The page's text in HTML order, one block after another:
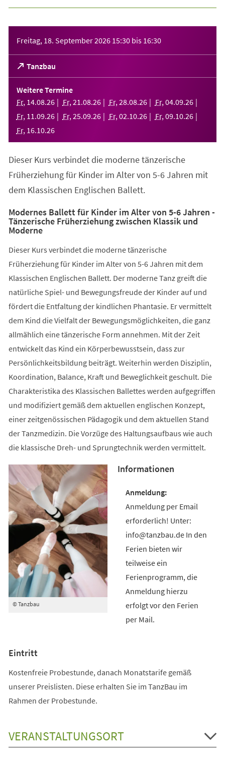
Freitag, 18. September 2026 15:30 bis 16:30
Tanzbau
(Öffnet
in
einem
neuen
Tab)
Weitere Termine
Fr, 14.08.26 Fr, 21 .08.26 Fr, 28.08.26 Fr, 04.09.26
Fr, 11 .09.26 Fr, 25.09.26 Fr, 02.10.26 Fr, 09.10.26
Fr, 16.10.26
Dieser Kurs verbindet die moderne tänzerische
Früherziehung für Kinder im Alter von 5-6 Jahren mit
dem Klassischen Englischen Ballett.
Modernes Ballett für Kinder im Alter von 5-6 Jahren -
Tänzerische Früherziehung zwischen Klassik und
Moderne
Dieser Kurs verbindet die moderne tänzerische
Früherziehung für Kinder im Alter von 5-6 Jahren mit dem
Klassischen Englischen Ballett. Der moderne Tanz greift die
natürliche Spiel- und Bewegungsfreude der Kinder auf und
fördert die Entfaltung der kindlichen Phantasie. Er vermittelt
dem Kind die Vielfalt der Bewegungsmöglichkeiten, die ganz
allmählich eine tänzerische Form annehmen. Mit der Zeit
entwickelt das Kind ein Körperbewusstsein, dass zur
Persönlichkeitsbildung beiträgt. Weiterhin werden Disziplin,
Koordination, Balance, Kraft und Beweglichkeit geschult. Die
Charakteristika des Klassischen Ballettes werden aufgegriffen
und modifiziert gemäß dem aktuellen englischen Konzept,
einer zeitgenössischen Pädagogik und dem aktuellen Stand
der Tanzmedizin. Die Vorzüge des Haltungsaufbaus wie auch
die klassische Dreh- und Sprungtechnik werden vermittelt.
© Tanzbau
Informationen
Anmeldung per Email
erforderlich! Unter:
info@tanzbau.de In den
Ferien bieten wir
teilweise ein
Ferienprogramm, die
Anmeldung hierzu
erfolgt vor den Ferien
per Mail.
Eintritt
Kostenfreie Probestunde, danach Monatstarife gemäß
unserer Preislisten. Diese erhalten Sie im TanzBau im
Rahmen der Probestunde.
VERANSTALTUNGSORT